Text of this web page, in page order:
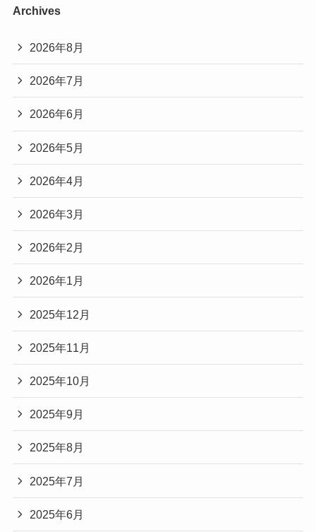
Archives
2026年8月
2026年7月
2026年6月
2026年5月
2026年4月
2026年3月
2026年2月
2026年1月
2025年12月
2025年11月
2025年10月
2025年9月
2025年8月
2025年7月
2025年6月